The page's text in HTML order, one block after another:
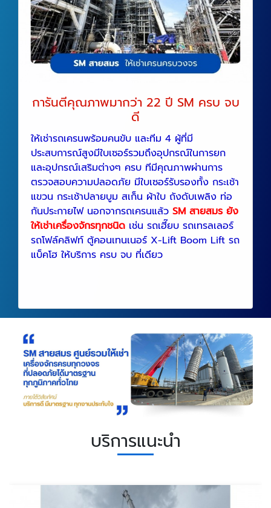
การันตีคุณภาพมากว่า 22 ปี SM ครบ จบ
ดี
ให้เช่ารถเครนพร้อมคนขับ และทีม 4 ผู้ที่มี
ประสบการณ์สูงมีใบเซอร์รวมถึงอุปกรณ์ในการยก
และอุปกรณ์เสริมต่างๆ ครบ ทีมีคุณภาพผ่านการ
ตรวจสอบความปลอดภัย มีใบเซอร์รับรองทั้ง กระเช้า
แขวน กระเช้าปลายบูม สเก็น ผ้าใบ ถังดับเพลิง ท่อ
กันประกายไฟ นอกจากรถเครนแล้ว SM สายสมร ยัง
ให้เช่าเครื่องจักรทุกชนิด เช่น รถเฮี๊ยบ รถเทรลเลอร์
รถโฟล์คลิฟท์ ตู้คอนเทนเนอร์ X-Lift Boom Lift รถ
แบ็คโฮ ให้บริการ ครบ จบ ที่เดียว
บริการแนะนำ